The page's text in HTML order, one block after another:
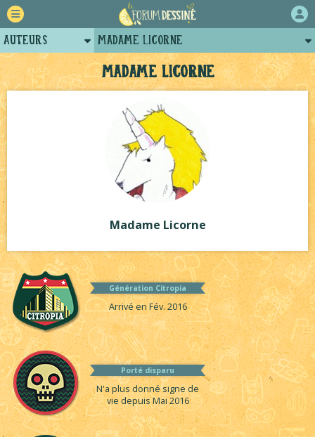
Madame Licorne
Madame Licorne
Génération Citropia
Arrivé en Fév. 2016
Porté disparu
N'a plus donné signe de
vie depuis Mai 2016
Auteurs
Retour
Forum
Projets
Tutoriels
Madame Licorne
Posts de madame licorne